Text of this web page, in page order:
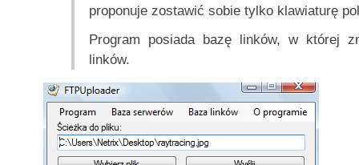
proponuje zostawić sobie tylko klawiaturę
Program posiada bazę linków, w której
linków.